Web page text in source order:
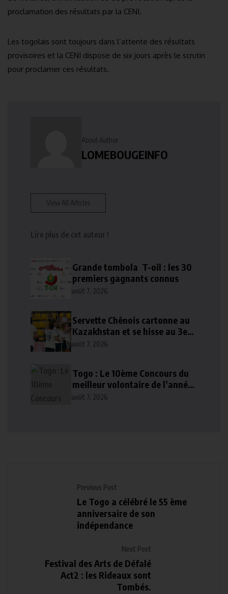
proclamation des résultats par la CENI.
Les togolais sont toujours dans l’attente des résultats
provisoires et la CENI dispose de six jours après le scrutin
pour proclamer ces résultats.
About Author
LOMEBOUGEINFO
View All Articles
Lire plus de cet auteur !
Grande tombola T-oil : les 30
premiers gagnants connus
août 7, 2026
Servette Chênois cartonne au
Kazakhstan et se hisse au 3e
tour qualificatif
août 7, 2026
Togo : Le 10ème Concours du
meilleur volontaire de l’année
lancé
août 7, 2026
Previous Post
Le Togo a célébré le 55 ème
anniversaire de son
indépendance
Next Post
Festival des Arts de Défalé
Act2 : les Rideaux sont
Tombés.